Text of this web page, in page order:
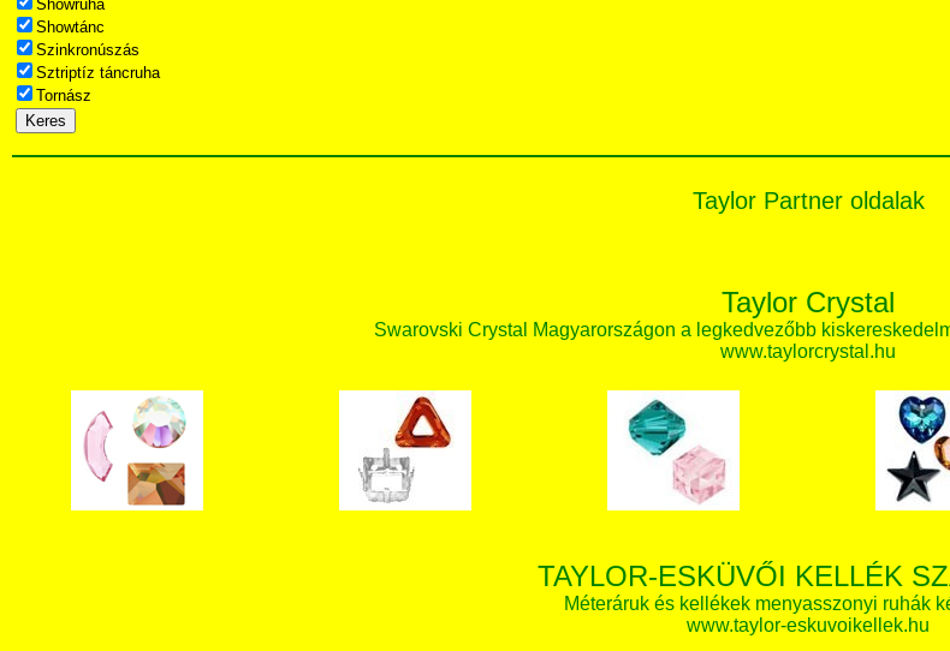
Showruha
Showtánc
Szinkronúszás
Sztriptíz táncruha
Tornász
Taylor Partner oldalak
Taylor Crystal
Swarovski Crystal Magyarországon a legkedvezőbb
www.taylorcrystal.hu
TAYLOR-ESKÜVŐI KELLÉK
Méteráruk és kellékek menyasszonyi ruhák
www.taylor-eskuvoikellek.hu